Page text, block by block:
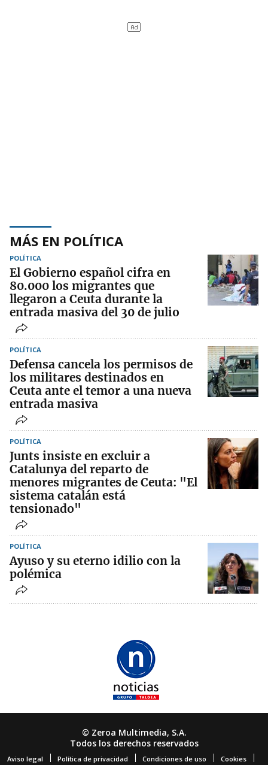
MÁS EN POLÍTICA
POLÍTICA
El Gobierno español cifra en
80.000 los migrantes que
llegaron a Ceuta durante la
entrada masiva del 30 de julio
POLÍTICA
Defensa cancela los permisos de
los militares destinados en
Ceuta ante el temor a una nueva
entrada masiva
POLÍTICA
Junts insiste en excluir a
Catalunya del reparto de
menores migrantes de Ceuta: "El
sistema catalán está
tensionado"
POLÍTICA
Ayuso y su eterno idilio con la
polémica
© Zeroa Multimedia, S.A.
Todos los derechos reservados
Aviso legal Política de privacidad Condiciones de uso Cookies